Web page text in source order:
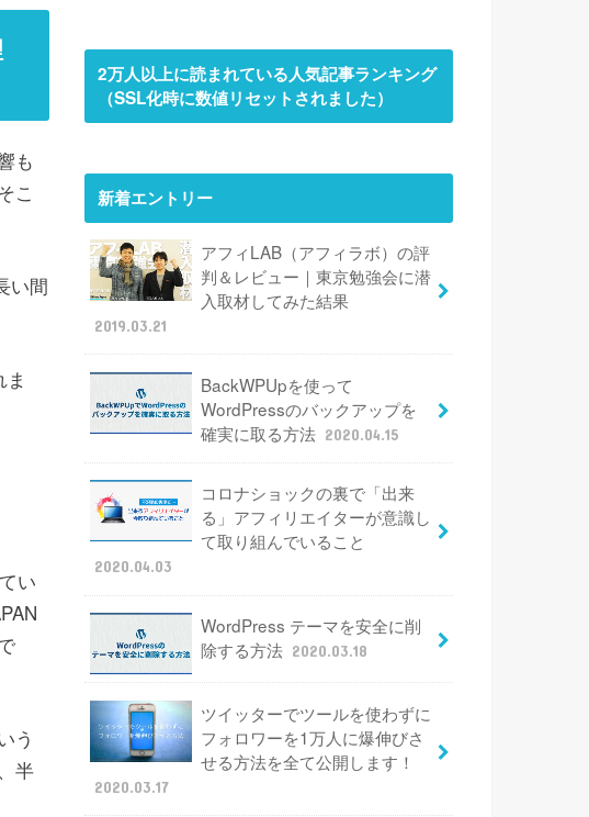
も
こ
い間
い
う
半
2万人以上に読まれている人気記事ランキング
（SSL化時に数値リセットされました）
新着エントリー
アフィLAB（アフィラボ）の評
判＆レビュー｜東京勉強会に潜
入取材してみた結果
2019.03.21
BackWPUpを使って
WordPressのバックアップを
確実に取る方法 2020.04.15
コロナショックの裏で「出来
る」アフィリエイターが意識し
て取り組んでいること
2020.04.03
WordPress テーマを安全に削
除する方法 2020.03.18
ツイッターでツールを使わずに
フォロワーを1万人に爆伸びさ
せる方法を全て公開します！
2020.03.17